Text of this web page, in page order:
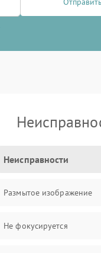
Неисправности
Размытое изображение
Не фокусируется